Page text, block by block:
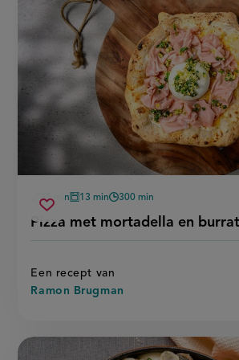
Pizza met mortadella en
voorbereidingstijd
35 min
oventijd
13 min
wachttijd
300 min
Een recept van
Ramon Brugman
Sla
pizza
met
mortadella
burrata